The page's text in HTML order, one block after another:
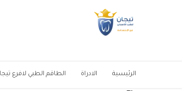
الرئيسية الادراة الطاقم الطبي لافرع